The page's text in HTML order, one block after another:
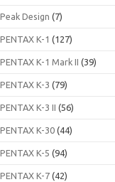
Peak Design (7)
PENTAX K-1 (127)
PENTAX K-1 Mark II (39)
PENTAX K-3 (79)
PENTAX K-3 II (56)
PENTAX K-30 (44)
PENTAX K-5 (94)
PENTAX K-7 (42)